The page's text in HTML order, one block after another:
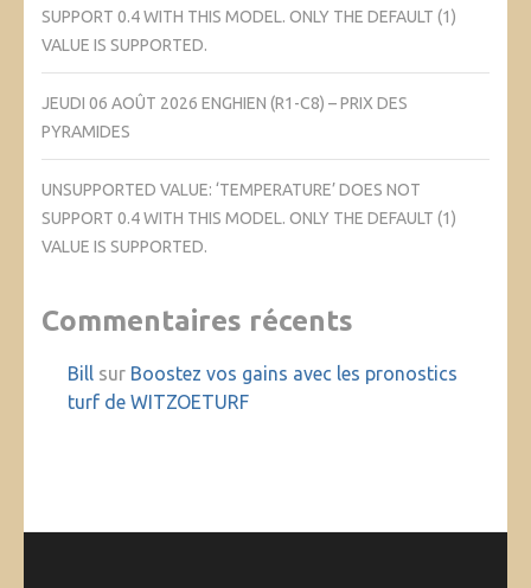
SUPPORT 0.4 WITH THIS MODEL. ONLY THE DEFAULT (1)
VALUE IS SUPPORTED.
JEUDI 06 AOÛT 2026 ENGHIEN (R1-C8) – PRIX DES
PYRAMIDES
UNSUPPORTED VALUE: ‘TEMPERATURE’ DOES NOT
SUPPORT 0.4 WITH THIS MODEL. ONLY THE DEFAULT (1)
VALUE IS SUPPORTED.
Commentaires récents
Bill sur Boostez vos gains avec les pronostics
turf de WITZOETURF